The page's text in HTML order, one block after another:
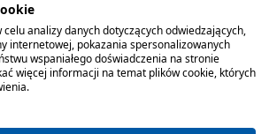
2026
Regulamin Polityka cookies
analizy danych dotyczących odwiedzających,
internetowej, pokazania spersonalizowanych
wspaniałego doświadczenia na stronie
więcej informacji na temat plików cookie, których